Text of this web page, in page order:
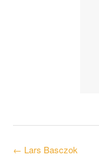
Post
← Lars Basczok